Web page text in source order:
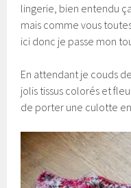
lingerie, bien entendu
mais comme vous
ici donc je passe mon
En attendant je couds
jolis tissus colorés et
de porter une culotte